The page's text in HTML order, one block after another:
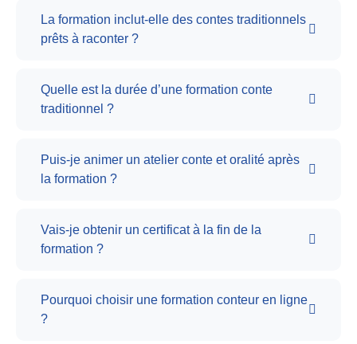
La formation inclut-elle des contes traditionnels
prêts à raconter ?
Quelle est la durée d’une formation conte
traditionnel ?
Puis-je animer un atelier conte et oralité après
la formation ?
Vais-je obtenir un certificat à la fin de la
formation ?
Pourquoi choisir une formation conteur en ligne
?